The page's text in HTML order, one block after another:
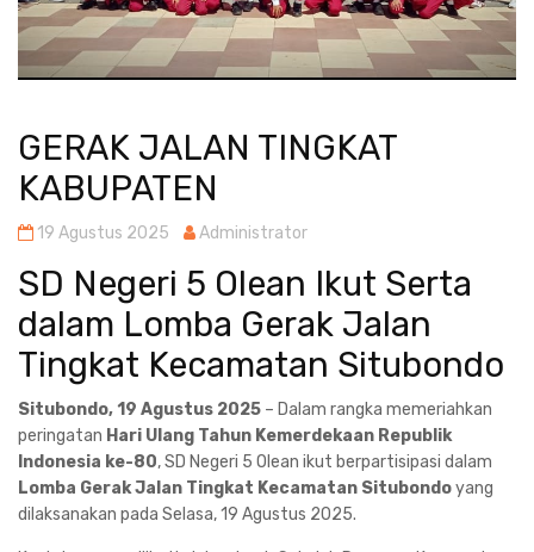
GERAK JALAN TINGKAT
KABUPATEN
19 Agustus 2025 Administrator
SD Negeri 5 Olean Ikut Serta
dalam Lomba Gerak Jalan
Tingkat Kecamatan Situbondo
Situbondo, 19 Agustus 2025 – Dalam rangka memeriahkan
peringatan Hari Ulang Tahun Kemerdekaan Republik
Indonesia ke-80, SD Negeri 5 Olean ikut berpartisipasi dalam
Lomba Gerak Jalan Tingkat Kecamatan Situbondoyang
dilaksanakan pada Selasa, 19 Agustus 2025.